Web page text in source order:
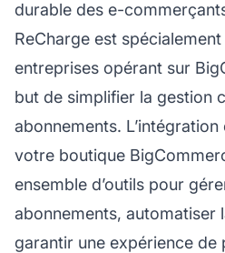
durable des e-
ReCharge est
entreprises opérant sur
but de simplifier la gestion
abonnements.
votre boutique
ensemble d’outils pour
abonnements, automatiser
garantir une expérience de